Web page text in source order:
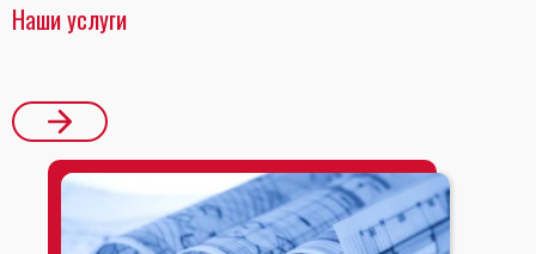
Наши услуги